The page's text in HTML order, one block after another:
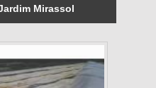
Mirassol